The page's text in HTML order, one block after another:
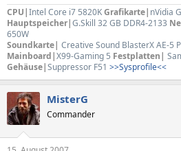
CPU|Intel Core i7 5820KGrafikarte| nVidia
Hauptspeicher|G.Skill 32 GB DDR4-2133
650W
Soundkarte| Creative Sound BlasterX AE-5
Mainboard|X99-Gaming 5 Festplatten|
Gehäuse|Suppressor F51 >>Sysprofile<<
MisterG
Commander